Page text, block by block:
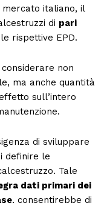
italiano, il
di pari
rispettive EPD.
non
ma anche quantità
sull’intero
di sviluppare
definire le
Tale
dati primari dei
, consentirebbe di